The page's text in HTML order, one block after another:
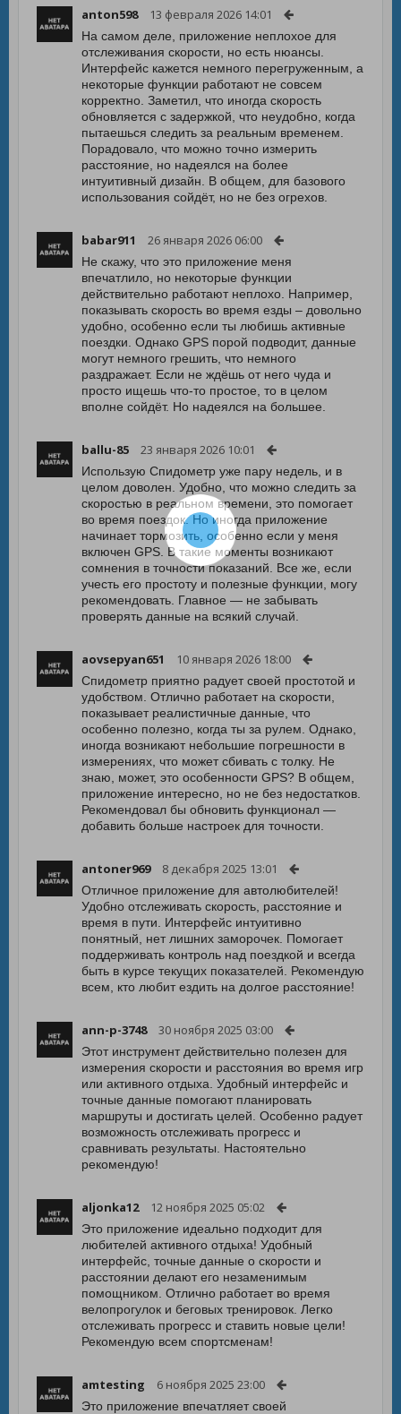
anton598 13 февраля 2026 14:01
На самом деле, приложение неплохое для
отслеживания скорости, но есть нюансы.
Интерфейс кажется немного перегруженным, а
некоторые функции работают не совсем
корректно. Заметил, что иногда скорость
обновляется с задержкой, что неудобно, когда
пытаешься следить за реальным временем.
Порадовало, что можно точно измерить
расстояние, но надеялся на более
интуитивный дизайн. В общем, для базового
использования сойдёт, но не без огрехов.
babar911 26 января 2026 06:00
Не скажу, что это приложение меня
впечатлило, но некоторые функции
действительно работают неплохо. Например,
показывать скорость во время езды – довольно
удобно, особенно если ты любишь активные
поездки. Однако GPS порой подводит, данные
могут немного грешить, что немного
раздражает. Если не ждёшь от него чуда и
просто ищешь что-то простое, то в целом
вполне сойдёт. Но надеялся на большее.
ballu-85 23 января 2026 10:01
Использую Спидометр уже пару недель, и в
целом доволен. Удобно, что можно следить за
скоростью в реальном времени, это помогает
во время поездок. Но иногда приложение
начинает тормозить, особенно если у меня
включен GPS. В такие моменты возникают
сомнения в точности показаний. Все же, если
учесть его простоту и полезные функции, могу
рекомендовать. Главное — не забывать
проверять данные на всякий случай.
aovsepyan651 10 января 2026 18:00
Спидометр приятно радует своей простотой и
удобством. Отлично работает на скорости,
показывает реалистичные данные, что
особенно полезно, когда ты за рулем. Однако,
иногда возникают небольшие погрешности в
измерениях, что может сбивать с толку. Не
знаю, может, это особенности GPS? В общем,
приложение интересно, но не без недостатков.
Рекомендовал бы обновить функционал —
добавить больше настроек для точности.
antoner969 8 декабря 2025 13:01
Отличное приложение для автолюбителей!
Удобно отслеживать скорость, расстояние и
время в пути. Интерфейс интуитивно
понятный, нет лишних заморочек. Помогает
поддерживать контроль над поездкой и всегда
быть в курсе текущих показателей. Рекомендую
всем, кто любит ездить на долгое расстояние!
ann-p-3748 30 ноября 2025 03:00
Этот инструмент действительно полезен для
измерения скорости и расстояния во время игр
или активного отдыха. Удобный интерфейс и
точные данные помогают планировать
маршруты и достигать целей. Особенно радует
возможность отслеживать прогресс и
сравнивать результаты. Настоятельно
рекомендую!
aljonka12 12 ноября 2025 05:02
Это приложение идеально подходит для
любителей активного отдыха! Удобный
интерфейс, точные данные о скорости и
расстоянии делают его незаменимым
помощником. Отлично работает во время
велопрогулок и беговых тренировок. Легко
отслеживать прогресс и ставить новые цели!
Рекомендую всем спортсменам!
amtesting 6 ноября 2025 23:00
Это приложение впечатляет своей